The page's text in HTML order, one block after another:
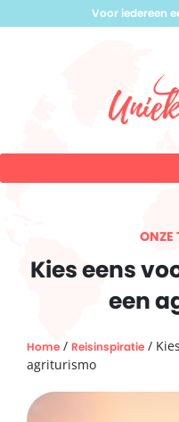
Voor iedereen
ONZE
Kies eens
een
Home / Reisinspiratie /
agriturismo